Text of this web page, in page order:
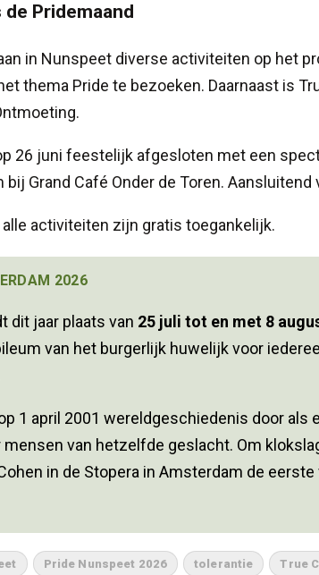
Pridemaand
in Nunspeet diverse activiteiten op het
thema Pride te bezoeken. Daarnaast is
26 juni feestelijk afgesloten met een
bij Grand Café Onder de Toren.
activiteiten zijn gratis toegankelijk.
2026
dit jaar plaats van 25 juli tot en met 8
van het burgerlijk huwelijk voor
1 april 2001 wereldgeschiedenis door als
van hetzelfde geslacht. Om
in de Stopera in Amsterdam de
Pride Nunspeet 2026 tolerantie True